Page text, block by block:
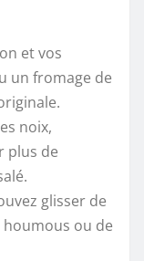
et vos
un fromage de
noix,
plus de
glisser de
ou de